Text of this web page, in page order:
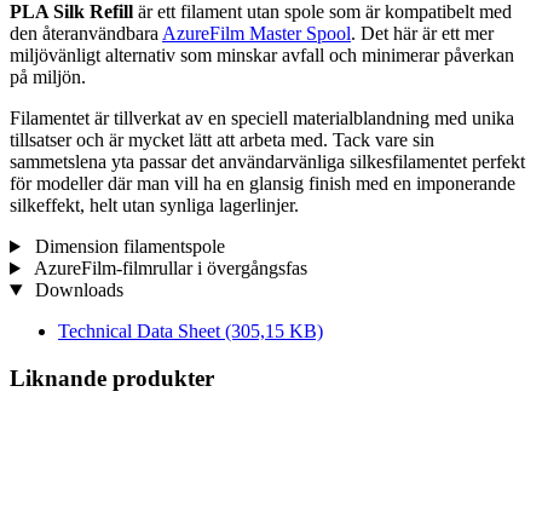
PLA Silk Refill är ett filament utan spole som är kompatibelt med
den återanvändbara AzureFilm Master Spool. Det här är ett mer
miljövänligt alternativ som minskar avfall och minimerar påverkan
på miljön.
Filamentet är tillverkat av en speciell materialblandning med unika
tillsatser och är mycket lätt att arbeta med. Tack vare sin
sammetslena yta passar det användarvänliga silkesfilamentet perfekt
för modeller där man vill ha en glansig finish med en imponerande
silkeffekt, helt utan synliga lagerlinjer.
Dimension filamentspole
AzureFilm-filmrullar i övergångsfas
Downloads
Technical Data Sheet (305,15 KB)
Liknande produkter